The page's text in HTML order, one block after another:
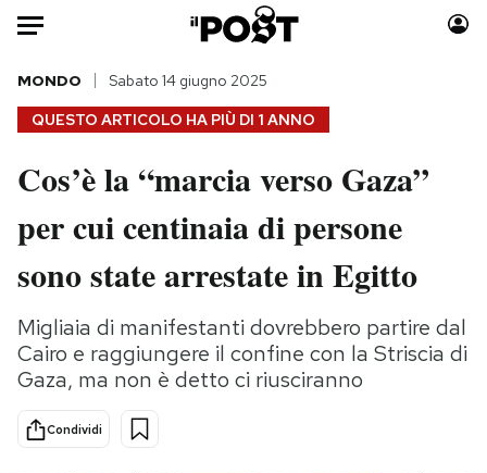
Auto
HOME
Italia
Politica
Tecnologia
Scienza
Cultura
Sport
Moda
Consumismi
Storie/Idee
Media
Europa
QUESTO ARTICOLO HA PIÙ DI 1 ANNO
MONDO Sabato 14 giugno 2025
Cos’è la “marcia verso Gaza”
per cui centinaia di persone
sono state arrestate in Egitto
Migliaia di manifestanti dovrebbero partire dal
Cairo e raggiungere il confine con la Striscia di
Gaza, ma non è detto ci riusciranno
Condividi